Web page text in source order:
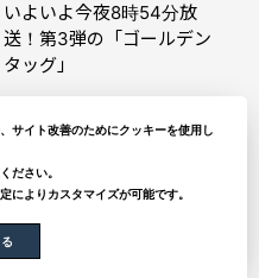
いよいよ今夜8時54分放
送！第3弾の「ゴールデン
タッグ」
ゴールデンタッグ
記事一覧
サイト改善のためにクッキーを使用し
ださい。
によりカスタマイズが可能です。